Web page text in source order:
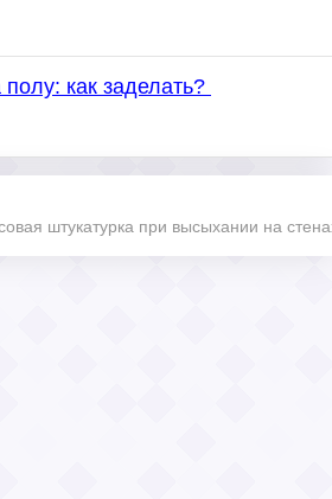
как заделать?
штукатурка при высыхании на